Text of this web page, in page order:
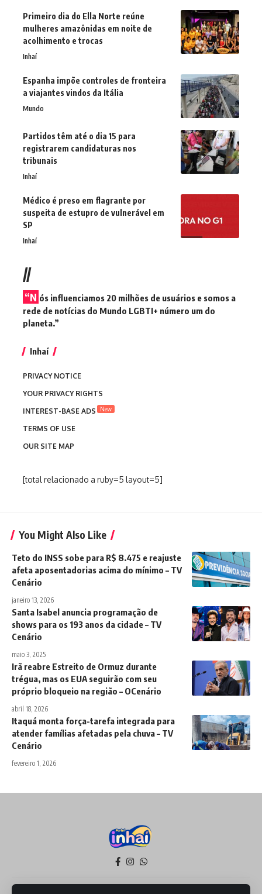
Primeiro dia do Ella Norte reúne
mulheres amazônidas em noite de
acolhimento e trocas
Inhaí
Espanha impõe controles de fronteira
a viajantes vindos da Itália
Mundo
Partidos têm até o dia 15 para
registrarem candidaturas nos
tribunais
Inhaí
Médico é preso em flagrante por
suspeita de estupro de vulnerável em
SP
Inhaí
//
“N ós influenciamos 20 milhões de usuários e somos a
rede de notícias do Mundo LGBTI+ número um do
planeta.”
Inhaí
PRIVACY NOTICE
YOUR PRIVACY RIGHTS
INTEREST-BASE ADS
New
TERMS OF USE
OUR SITE MAP
[total relacionado a ruby=5 layout=5]
You Might Also Like
Teto do INSS sobe para R$ 8.475 e reajuste
afeta aposentadorias acima do mínimo – TV
Cenário
janeiro 13, 2026
Santa Isabel anuncia programação de
shows para os 193 anos da cidade – TV
Cenário
maio 3, 2025
Irã reabre Estreito de Ormuz durante
trégua, mas os EUA seguirão com seu
próprio bloqueio na região – OCenário
abril 18, 2026
Itaquá monta força-tarefa integrada para
atender famílias afetadas pela chuva – TV
Cenário
fevereiro 1, 2026